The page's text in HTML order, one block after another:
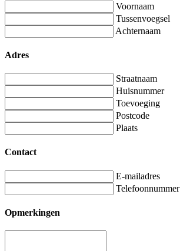
Voornaam
Tussenvoegsel
Achternaam
Adres
Straatnaam
Huisnummer
Toevoeging
Postcode
Plaats
Contact
E-mailadres
Telefoonnummer
Opmerkingen